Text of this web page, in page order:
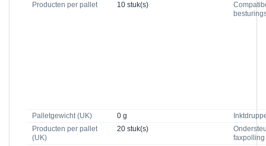
Producten per pallet
10 stuk(s)
Palletgewicht (UK) 0 g
Producten per pallet
(UK)
20 stuk(s)
faxpolling